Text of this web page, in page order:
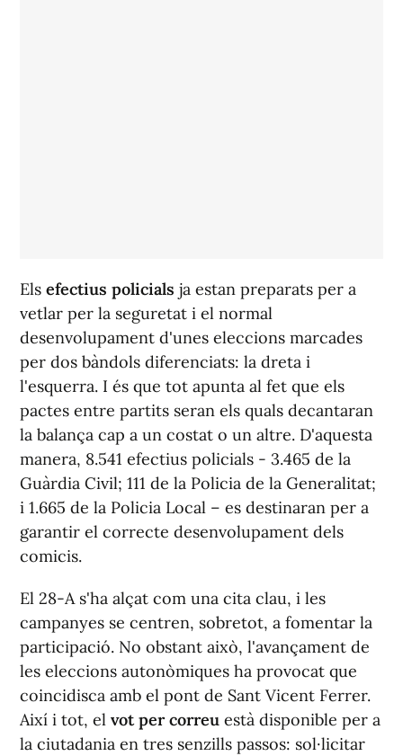
Els efectius policials ja estan preparats per a
vetlar per la seguretat i el normal
desenvolupament d'unes eleccions marcades
per dos bàndols diferenciats: la dreta i
l'esquerra. I és que tot apunta al fet que els
pactes entre partits seran els quals decantaran
la balança cap a un costat o un altre. D'aquesta
manera, 8.541 efectius policials - 3.465 de la
Guàrdia Civil; 111 de la Policia de la Generalitat;
i 1.665 de la Policia Local – es destinaran per a
garantir el correcte desenvolupament dels
comicis.
El 28-A s'ha alçat com una cita clau, i les
campanyes se centren, sobretot, a fomentar la
participació. No obstant això, l'avançament de
les eleccions autonòmiques ha provocat que
coincidisca amb el pont de Sant Vicent Ferrer.
Així i tot, el vot per correu està disponible per a
la ciutadania en tres senzills passos: sol·licitar